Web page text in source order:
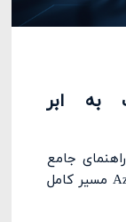
به ابر
جامع
مهاجرت به ابر مایکروسافت Azure | ۲۰۲۶ مسیر کامل